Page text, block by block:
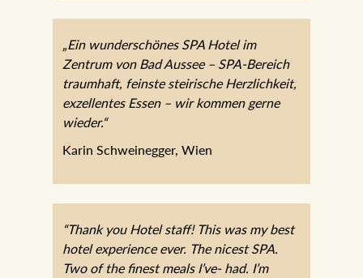
„Ein wunderschönes SPA Hotel im
Zentrum von Bad Aussee – SPA-Bereich
traumhaft, feinste steirische Herzlichkeit,
exzellentes Essen – wir kommen gerne
wieder.“
Karin Schweinegger, Wien
“Thank you Hotel staff! This was my best
hotel experience ever. The nicest SPA.
Two of the finest meals I’ve- had. I’m